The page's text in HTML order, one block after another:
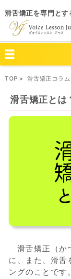
滑舌矯正を専門と
TOP 滑舌矯正コラム
滑舌矯正とは
滑舌矯正（か
に、また、滑舌
ングのことです